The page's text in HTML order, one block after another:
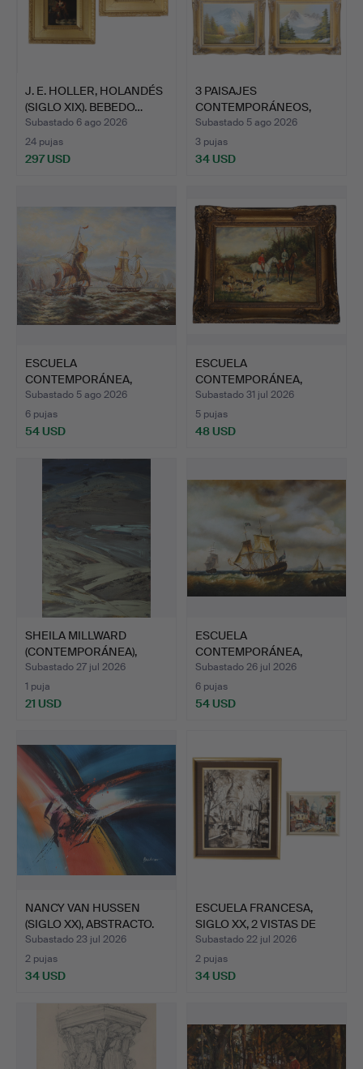
J. E. HOLLER, HOLANDÉS
(SIGLO XIX). BEBEDO…
Subastado 6 ago 2026
24 pujas
297 USD
3 PAISAJES
CONTEMPORÁNEOS,
ÓLEO SOBRE LIEN…
Subastado 5 ago 2026
3 pujas
34 USD
ESCUELA
CONTEMPORÁNEA,
MARINA CON VELEROS.
Subastado 5 ago 2026
6 pujas
54 USD
ESCUELA
CONTEMPORÁNEA,
CAZADORES A CABALLO…
Subastado 31 jul 2026
5 pujas
48 USD
SHEILA MILLWARD
(CONTEMPORÁNEA),
PAISAJE A…
Subastado 27 jul 2026
1 puja
21 USD
ESCUELA
CONTEMPORÁNEA,
MARINA CON VELEROS.
Subastado 26 jul 2026
6 pujas
54 USD
NANCY VAN HUSSEN
(SIGLO XX), ABSTRACTO.
Subastado 23 jul 2026
2 pujas
34 USD
ESCUELA FRANCESA,
SIGLO XX, 2 VISTAS DE
MO…
Subastado 22 jul 2026
2 pujas
34 USD